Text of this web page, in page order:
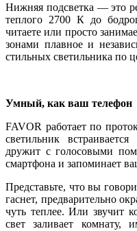
Нижняя подсветка — это
теплого 2700 К до
читаете или просто
зонами плавное и
стильных светильника по
Умный, как ваш телефон
FAVOR работает по
светильник
дружит с голосовыми
смартфона и запоминает
Представьте, что вы
гаснет, предварительно
чуть теплее. Или звучит
свет заливает комнату,